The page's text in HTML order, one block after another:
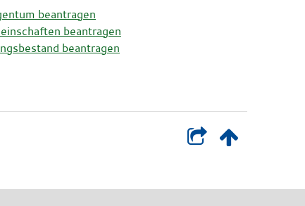
beantragen
beantragen
beantragen